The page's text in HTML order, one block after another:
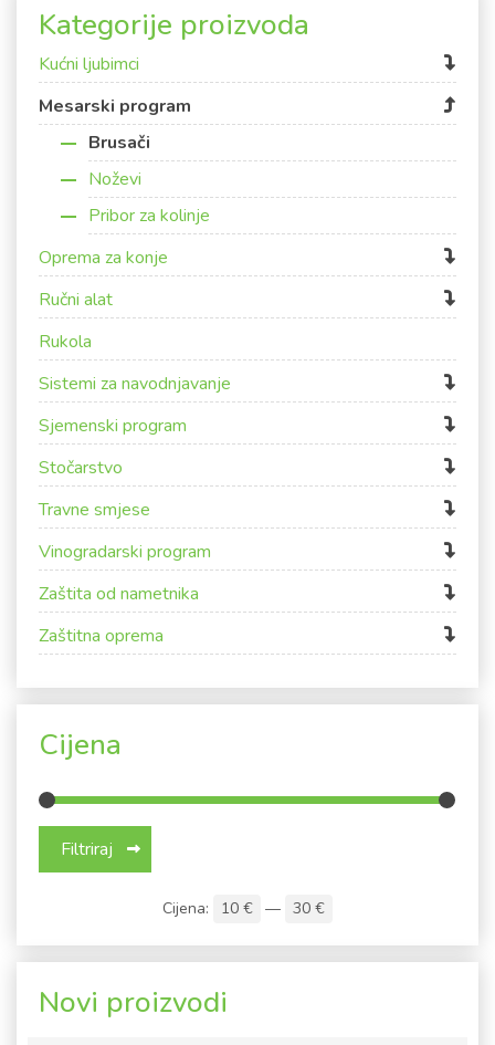
Kategorije proizvoda
Kućni ljubimci
Mesarski program
Brusači
Noževi
Pribor za kolinje
Oprema za konje
Ručni alat
Rukola
Sistemi za navodnjavanje
Sjemenski program
Stočarstvo
Travne smjese
Vinogradarski program
Zaštita od nametnika
Zaštitna oprema
Cijena
Filtriraj
Cijena: 10 € — 30 €
Novi proizvodi